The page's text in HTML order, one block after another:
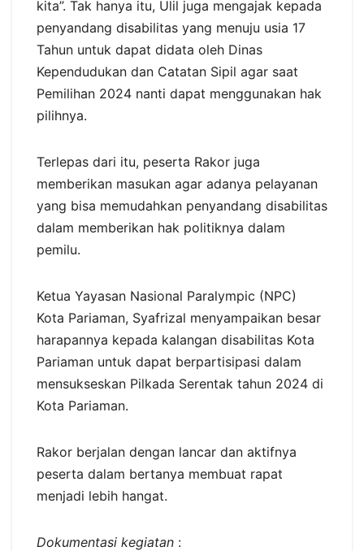
kita”. Tak hanya itu, Ulil juga mengajak kepada
penyandang disabilitas yang menuju usia 17
Tahun untuk dapat didata oleh Dinas
Kependudukan dan Catatan Sipil agar saat
Pemilihan 2024 nanti dapat menggunakan hak
pilihnya.
Terlepas dari itu, peserta Rakor juga
memberikan masukan agar adanya pelayanan
yang bisa memudahkan penyandang disabilitas
dalam memberikan hak politiknya dalam
pemilu.
Ketua Yayasan Nasional Paralympic (NPC)
Kota Pariaman, Syafrizal menyampaikan besar
harapannya kepada kalangan disabilitas Kota
Pariaman untuk dapat berpartisipasi dalam
mensukseskan Pilkada Serentak tahun 2024 di
Kota Pariaman.
Rakor berjalan dengan lancar dan aktifnya
peserta dalam bertanya membuat rapat
menjadi lebih hangat.
Dokumentasi kegiatan :